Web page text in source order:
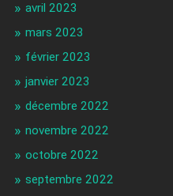
avril 2023
mars 2023
février 2023
janvier 2023
décembre 2022
novembre 2022
octobre 2022
septembre 2022